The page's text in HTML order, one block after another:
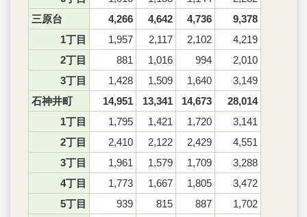
三原台
4,266 4,642 4,736
9,378
1丁目
1,957 2,117 2,102
4,219
2丁目
881 1,016 994
2,010
3丁目
1,428 1,509 1,640
3,149
石神井町
14,951 13,341 14,673
28,014
1丁目
1,795 1,421 1,720
3,141
2丁目
2,410 2,122 2,429
4,551
3丁目
1,961 1,579 1,709
3,288
4丁目
1,773 1,667 1,805
3,472
5丁目
939 815 887
1,702